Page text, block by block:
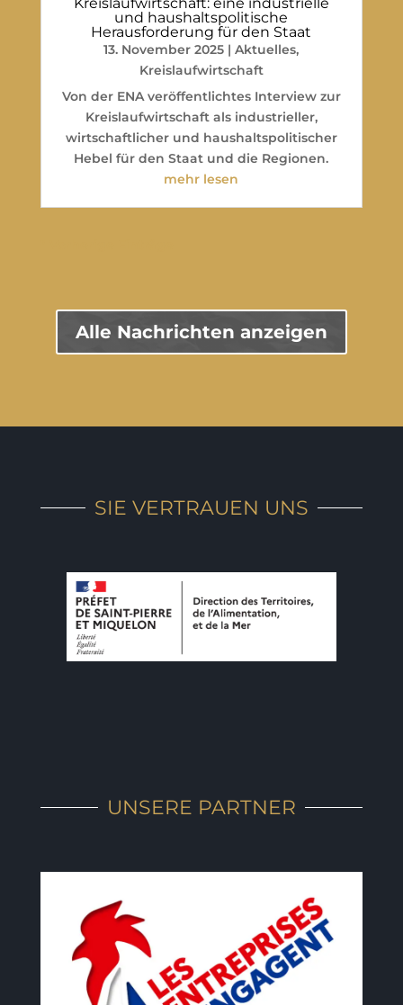
und haushaltspolitische
Herausforderung für den Staat
13. November 2025 |Aktuelles,
Kreislaufwirtschaft
Von der ENA veröffentlichtes Interview zur
Kreislaufwirtschaft als industrieller,
wirtschaftlicher und haushaltspolitischer
Hebel für den Staat und die Regionen.
mehr lesen
Alle Nachrichten anzeigen
SIE VERTRAUEN UNS
UNSERE PARTNER